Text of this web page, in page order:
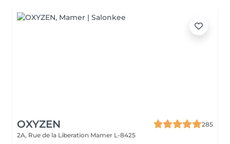
OXYZEN
285
2A, Rue de la Liberation Mamer L-8425